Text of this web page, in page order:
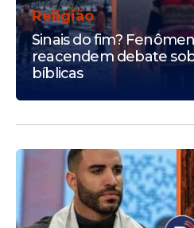
Religião
Sinais do fim?
reacendem debate
bíblicas